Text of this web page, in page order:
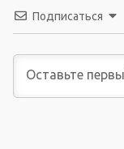
Подписаться